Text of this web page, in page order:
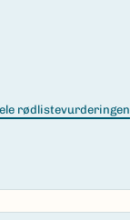
rødlistevurderingen